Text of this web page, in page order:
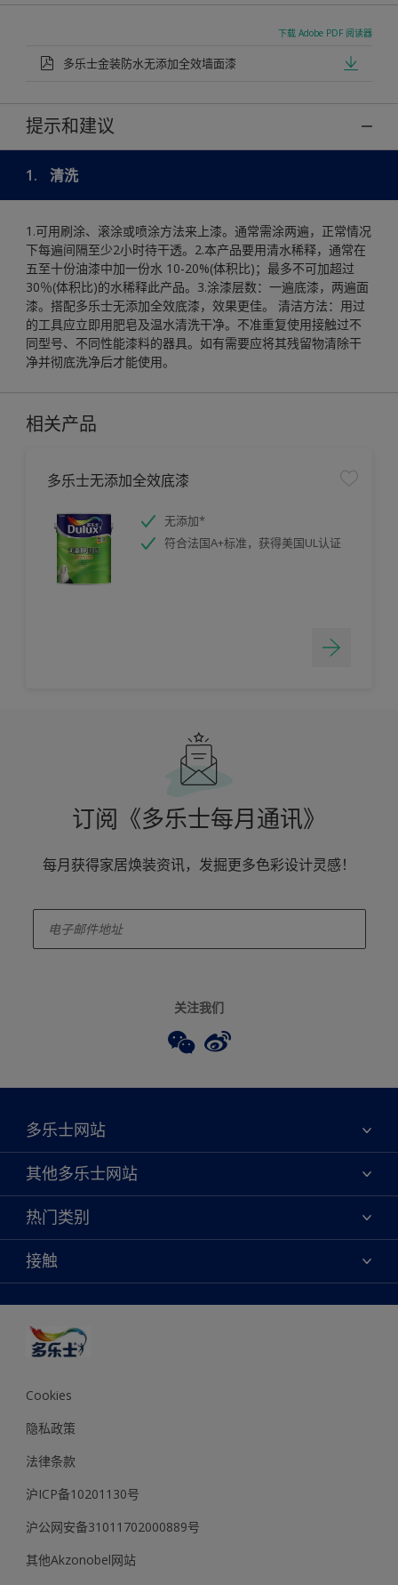
下载 Adobe PDF 阅读器
多乐士金装防水无添加全效墙面漆
提示和建议
1. 清洗
1.可用刷涂、滚涂或喷涂方法来上漆。通常需涂两遍，正常情况
下每遍间隔至少2小时待干透。2.本产品要用清水稀释，通常在
五至十份油漆中加一份水 10-20%(体积比)；最多不可加超过
30％(体积比)的水稀释此产品。3.涂漆层数：一遍底漆，两遍面
漆。搭配多乐士无添加全效底漆，效果更佳。 清洁方法：用过
的工具应立即用肥皂及温水清洗干净。不准重复使用接触过不
同型号、不同性能漆料的器具。如有需要应将其残留物清除干
净并彻底洗净后才能使用。
相关产品
多乐士无添加全效底漆
无添加*
符合法国A+标准，获得美国UL认证
订阅《多乐士每月通讯》
每月获得家居焕装资讯，发掘更多色彩设计灵感！
关注我们
多乐士网站
关于我们
联系我们
查找店铺
绿色工厂
其他多乐士网站
焕新服务
多乐士专业
天猫官方旗舰店
抖音官方旗舰店
热门类别
颜色
产品
创意灵感
装修建议
可持续发展
多乐士2026年度色彩 - 律动绚蓝
接触
颜色准确性
Cookies
隐私政策
法律条款
沪ICP备10201130号
沪公网安备31011702000889号
其他Akzonobel网站